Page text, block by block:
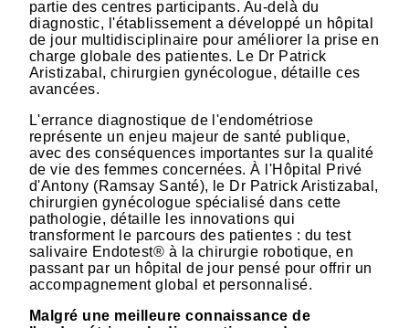
partie des centres participants. Au-delà du
diagnostic, l'établissement a développé un hôpital
de jour multidisciplinaire pour améliorer la prise en
charge globale des patientes. Le Dr Patrick
Aristizabal, chirurgien gynécologue, détaille ces
avancées.
L'errance diagnostique de l'endométriose
représente un enjeu majeur de santé publique,
avec des conséquences importantes sur la qualité
de vie des femmes concernées. À l'Hôpital Privé
d'Antony (Ramsay Santé), le Dr Patrick Aristizabal,
chirurgien gynécologue spécialisé dans cette
pathologie, détaille les innovations qui
transforment le parcours des patientes : du test
salivaire Endotest® à la chirurgie robotique, en
passant par un hôpital de jour pensé pour offrir un
accompagnement global et personnalisé.
Malgré une meilleure connaissance de